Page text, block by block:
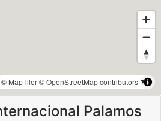
© MapTiler© OpenStreetMap contributors
Palamos